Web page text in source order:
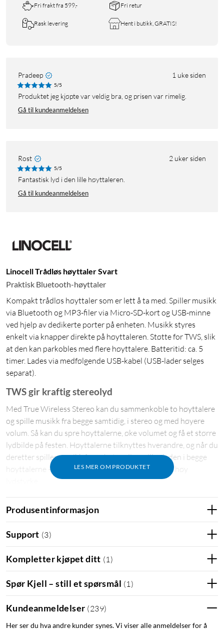
Fri frakt fra 599,- Fri retur
Rask levering Hent i butikk, GRATIS!
Pradeep 1 uke siden
5/5
Produktet jeg kjøpte var veldig bra, og prisen var rimelig.
Gå til kundeanmeldelsen
Rost 2 uker siden
5/5
Fantastisk lyd i den lille høyttaleren.
Gå til kundeanmeldelsen
Linocell Trådløs høyttaler Svart
Praktisk Bluetooth-høyttaler
Kompakt trådløs høyttaler som er lett å ta med. Spiller musikk
via Bluetooth og MP3-filer via Micro-SD-kort og USB-minne
ved hjelp av dedikerte porter på enheten. Musikk styres
enkelt via knapper direkte på høyttaleren. Støtte for TWS, slik
at den kan parkobles med flere høyttalere. Batteritid: ca. 5
timer. Lades via medfølgende USB-kabel (USB-lader selges
separat).
LES MER OM PRODUKTET
TWS gir kraftig stereolyd
Med True Wireless Stereo kan du sammenkoble to høyttalere
og spille musikk fra begge samtidig, i stereo og med høyere
volum. Så kan du spre høyttalerne, øke volumet og få et større
lydbilde på festen. Høyttalerne tilknyttes hverandre, og når du
deretter spiller musikk fra enheten din, spilles lyden i begge
høyttalerne – perfekt synkronisert og med ekstra høy
Spesifikasjoner
Effekt: 1,8 W
Rekkevidde: ca. 10 m (Bluetooth 5.1)
Spilletid: ca. 5 t
Ladetid: 1,5 t
Mål: 70x70x60 mm
Leveres med USB-A- til USB-C-kabel (0,5 m)
Produsentinformasjon
Support (3)
Kompletter kjøpet ditt (1 )
Spør Kjell – still et spørsmål (1 )
Kundeanmeldelser (239)
Her ser du hva andre kunder synes. Vi viser alle anmeldelser for å